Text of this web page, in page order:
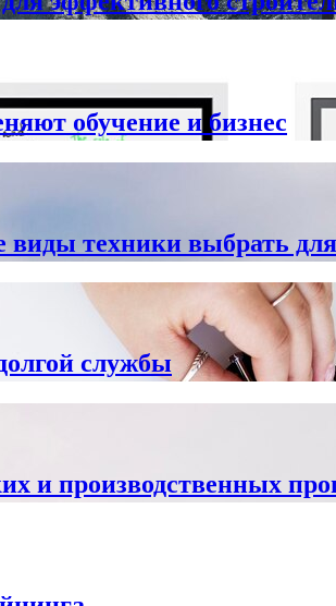
обучение и бизнес
техники выбрать
службы
и производственных